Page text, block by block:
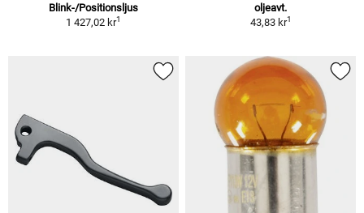
Blink-/Positionsljus
1 427,02 kr1
oljeavt.
43,83 kr1